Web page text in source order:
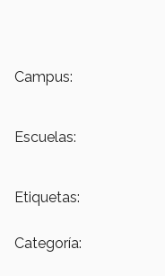
Campus:
Escuelas:
Etiquetas:
Categoría: